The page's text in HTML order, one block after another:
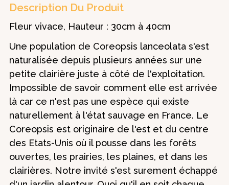
Description Du Produit
Fleur vivace, Hauteur : 30cm à 40cm
Une population de Coreopsis lanceolata s'est
naturalisée depuis plusieurs années sur une
petite clairière juste à côté de l'exploitation.
Impossible de savoir comment elle est arrivée
là car ce n'est pas une espèce qui existe
naturellement à l'état sauvage en France. Le
Coreopsis est originaire de l'est et du centre
des Etats-Unis où il pousse dans les forêts
ouvertes, les prairies, les plaines, et dans les
clairières. Notre invité s'est surement échappé